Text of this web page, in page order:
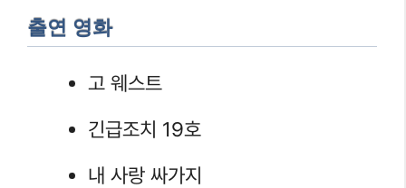
출연 영화
고 웨스트
긴급조치 19호
내 사랑 싸가지